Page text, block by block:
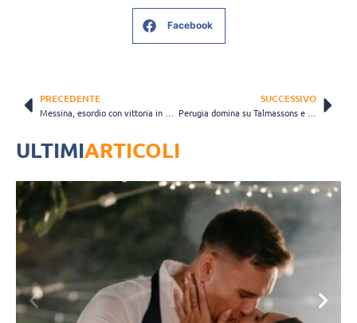
Facebook
PRECEDENTE SUCCESSIVO
ULTIMIARTICOLI